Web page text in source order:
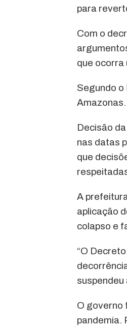
para
Com o
que ocorra
Segundo o
Amazonas.
Decisão
nas datas
que
A
aplicação
colapso e
“O
O governo
pandemia.